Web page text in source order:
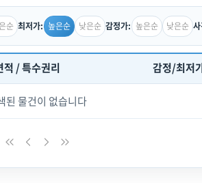
순 최저가: 높은순 낮은순 감정가: 높은순 낮은순
적 / 특수권리 감정/최저
된 물건이 없습니다